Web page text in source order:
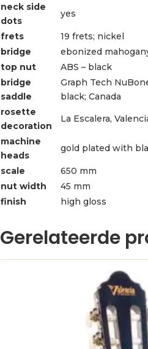
neck side
dots
yes
frets
19 frets; nickel
bridge
ebonized
top nut
ABS – black
bridge
saddle
Graph Tech
black; Canada
rosette
decoration
La Escalera,
machine
heads
gold plated with
scale
650 mm
nut width
45 mm
finish
high gloss
Gerelateerde